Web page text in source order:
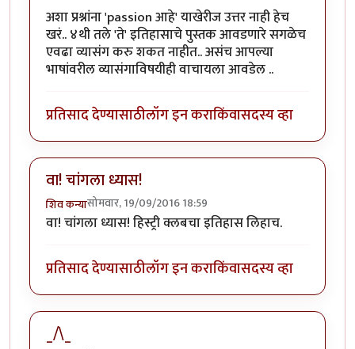
अशा प्रश्नांना 'passion आहे' याखेरीज उत्तर नाही हेच
खरं.. ४थी तले 'ते' इतिहासाचे पुस्तक आवडणारे सगळेच
एवढा व्यासंग करु शकत नाहीत.. असंच आपल्या
भाषांवरील व्यासंगाविषयीही वाचायला आवडेल ..
प्रतिसाद देण्यासाठीलॉग इन कराकिंवासदस्य व्हा
वा! चांगला ध्यास!
शिव कन्यासोमवार, 19/09/2016 18:59
वा! चांगला ध्यास! हिस्ट्री क्लबचा इतिहास लिहाच.
प्रतिसाद देण्यासाठीलॉग इन कराकिंवासदस्य व्हा
_/\_